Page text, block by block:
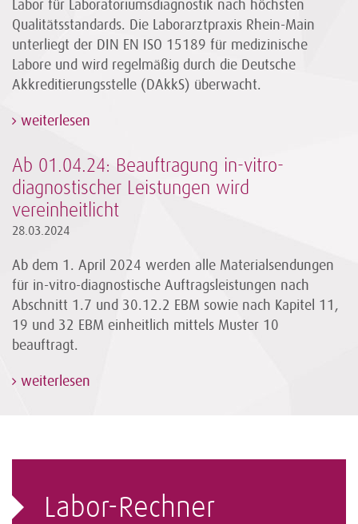
Labor für Laboratoriumsdiagnostik nach höchsten
Qualitätsstandards. Die Laborarztpraxis Rhein-Main
unterliegt der DIN EN ISO 15189 für medizinische
Labore und wird regelmäßig durch die Deutsche
Akkreditierungsstelle (DAkkS) überwacht.
weiterlesen
Ab 01.04.24: Beauftragung in-vitro-
diagnostischer Leistungen wird
vereinheitlicht
28.03.2024
Ab dem 1. April 2024 werden alle Materialsendungen
für in-vitro-diagnostische Auftragsleistungen nach
Abschnitt 1.7 und 30.12.2 EBM sowie nach Kapitel 11,
19 und 32 EBM einheitlich mittels Muster 10
beauftragt.
weiterlesen
Labor-Rechner